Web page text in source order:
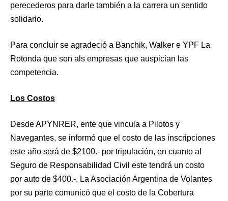
perecederos para darle también a la carrera un sentido
solidario.
Para concluir se agradeció a Banchik, Walker e YPF La
Rotonda que son als empresas que auspician las
competencia.
Los Costos
Desde APYNRER, ente que vincula a Pilotos y
Navegantes, se informó que el costo de las inscripciones
este año será de $2100.- por tripulación, en cuanto al
Seguro de Responsabilidad Civil este tendrá un costo
por auto de $400.-, La Asociación Argentina de Volantes
por su parte comunicó que el costo de la Cobertura